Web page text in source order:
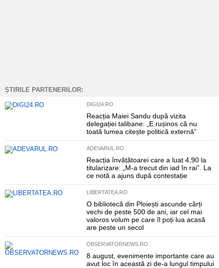
ȘTIRILE PARTENERILOR:
DIGI24.RO
Reacția Maiei Sandu după vizita
delegației talibane: „E rușinos că nu
toată lumea citește politică externă”
ADEVARUL.RO
Reacția învățătoarei care a luat 4,90 la
titularizare: „M-a trecut din iad în rai”. La
ce notă a ajuns după contestație
LIBERTATEA.RO
O bibliotecă din Ploiești ascunde cărți
vechi de peste 500 de ani, iar cel mai
valoros volum pe care îl poți lua acasă
are peste un secol
OBSERVATORNEWS.RO
8 august, evenimente importante care au
avut loc în această zi de-a lungul timpului